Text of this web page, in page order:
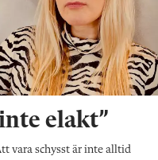
elakt”
vara schysst är inte alltid